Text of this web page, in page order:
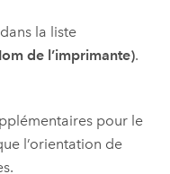
la liste
de l’imprimante).
pour le
l’orientation de